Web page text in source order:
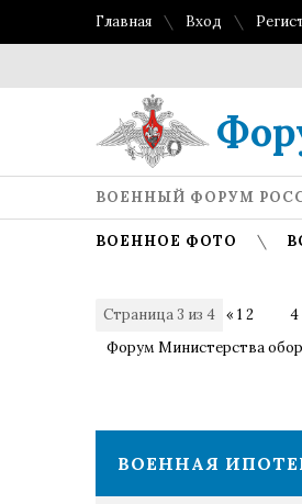
Главная Вход
ВОЕННЫЙ ФОРУМ
ВОЕННОЕ ФОТО
Страница 3 из 4 « 1 2 4
Форум Министерства
ВОЕННАЯ